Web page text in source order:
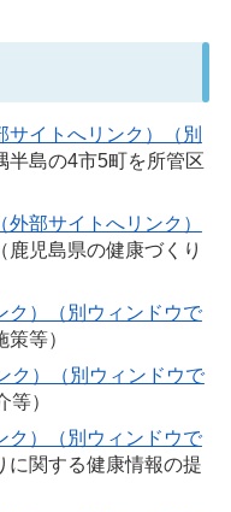
サイトへリンク）（別
半島の4市5町を所管区
部サイトへリンク）
（鹿児島県の健康づくり
ク）（別ウィンドウで
策等）
ク）（別ウィンドウで
等）
ク）（別ウィンドウで
に関する健康情報の提